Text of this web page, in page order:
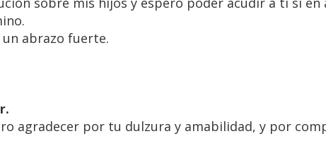
un abrazo fuerte.
agradecer por tu dulzura y amabilidad, y por